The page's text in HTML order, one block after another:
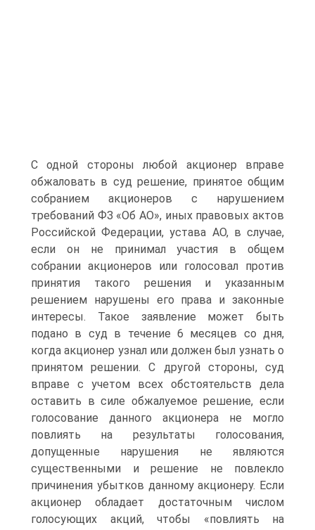
С одной стороны любой акционер вправе
обжаловать в суд решение, принятое общим
собранием акционеров с нарушением
требований ФЗ «Об АО», иных правовых актов
Российской Федерации, устава АО, в случае,
если он не принимал участия в общем
собрании акционеров или голосовал против
принятия такого решения и указанным
решением нарушены его права и законные
интересы. Такое заявление может быть
подано в суд в течение 6 месяцев со дня,
когда акционер узнал или должен был узнать о
принятом решении. С другой стороны, суд
вправе с учетом всех обстоятельств дела
оставить в силе обжалуемое решение, если
голосование данного акционера не могло
повлиять на результаты голосования,
допущенные нарушения не являются
существенными и решение не повлекло
причинения убытков данному акционеру. Если
акционер обладает достаточным числом
голосующих акций, чтобы «повлиять на